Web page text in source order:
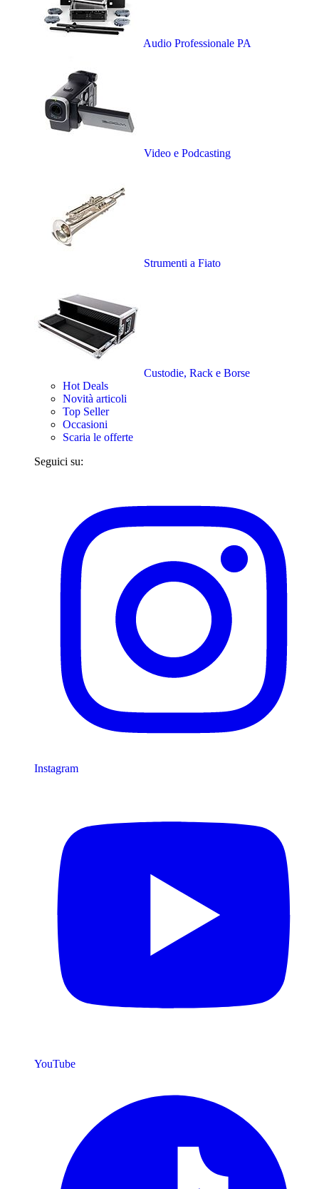
Audio Professionale PA
Video e Podcasting
Strumenti a Fiato
Custodie, Rack e Borse
Hot Deals
Novità articoli
Top Seller
Occasioni
Scaria le offerte
Seguici su:
Instagram
YouTube